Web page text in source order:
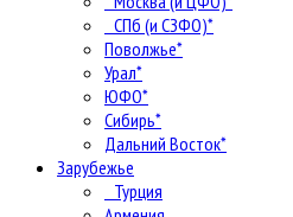
СПб (и СЗФО)*
Поволжье*
Урал*
ЮФО*
Сибирь*
Дальний Восток*
Зарубежье
Турция